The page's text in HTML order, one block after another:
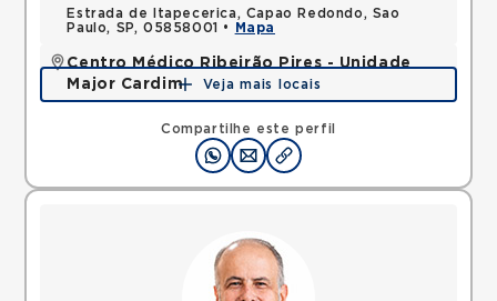
Compartilhe este perfil
Estrada de Itapecerica, Capao Redondo, Sao
Paulo, SP, 05858001 •
Mapa
Centro Médico Ribeirão Pires - Unidade
Major Cardim
Rua Major Cardim, Suissa, Ribeirao Pires, SP,
Mapa
Veja mais locais